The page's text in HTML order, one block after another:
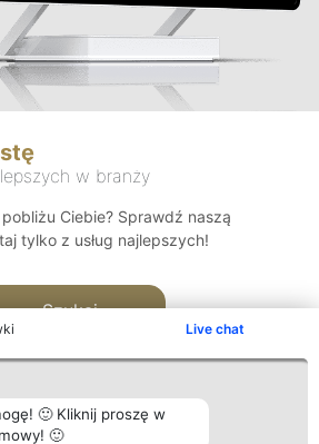
Live chat
🙂 Kliknij proszę w
🙂
w branży
Ciebie? Sprawdź naszą
tylko z usług najlepszych!
Szukaj